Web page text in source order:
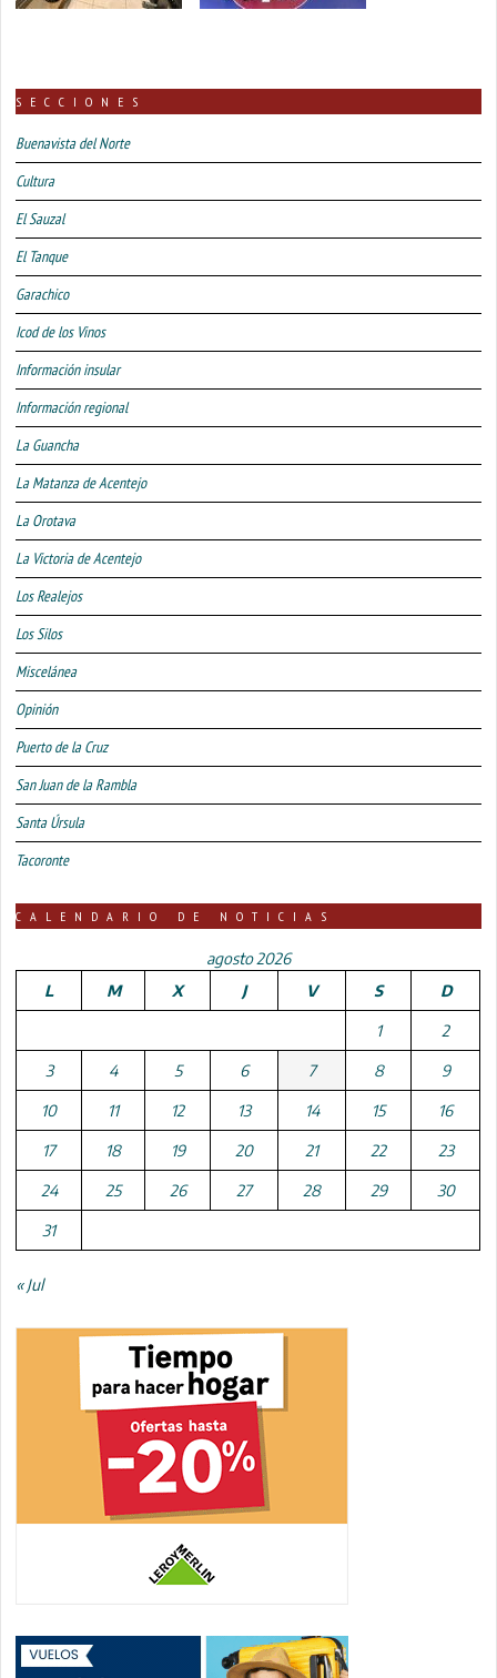
SECCIONES
Buenavista del Norte
Cultura
El Sauzal
El Tanque
Garachico
Icod de los Vinos
Información insular
Información regional
La Guancha
La Matanza de Acentejo
La Orotava
La Victoria de Acentejo
Los Realejos
Los Silos
Miscelánea
Opinión
Puerto de la Cruz
San Juan de la Rambla
Santa Úrsula
Tacoronte
CALENDARIO DE NOTICIAS
agosto 2026
L
M X J V S D
1 2
3 4 5 6 7 8 9
10 11 12 13 14 15 16
17 18 19 20 21 22 23
24 25 26 27 28 29 30
31
« Jul